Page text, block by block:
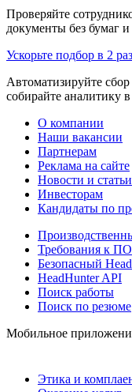
Проверяйте
документы без бумаг
Ускорьте подбор в 2
Автоматизируйте
собирайте аналитику
О компании
Наши вакансии
Партнерам
Реклама на сайте
Новости и статьи
Инвесторам
Кандидаты по
Требования к ПО
Безопасный
HeadHunter API
Поиск работы
Поиск по резюме
Мобильное
Этика и